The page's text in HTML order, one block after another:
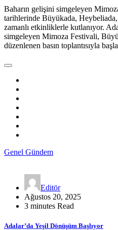
Baharın gelişini simgeleyen
tarihlerinde Büyükada, Heybeliada,
zamanlı etkinliklerle kutlanıyor.
simgeleyen Mimoza Festivali,
düzenlenen basın toplantısıyla
Genel Gündem
Editör
Ağustos 20, 2025
3 minutes Read
Adalar’da Yeşil Dönüşüm Başlıyor